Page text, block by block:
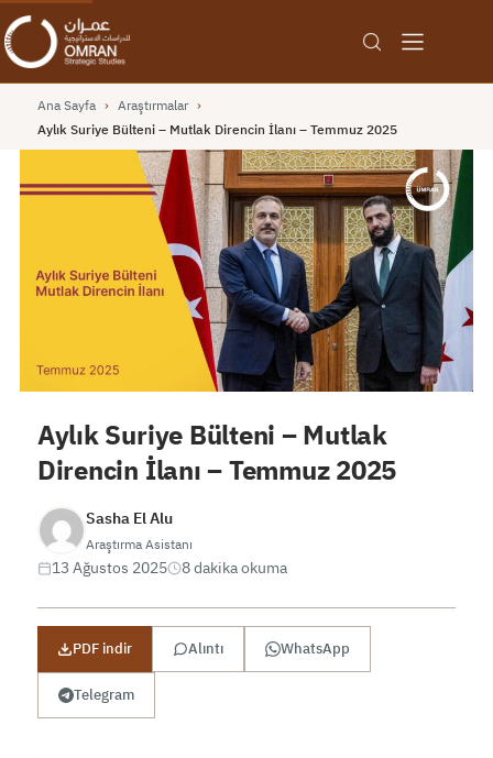
Ana Sayfa › Araştırmalar ›
Aylık Suriye Bülteni – Mutlak Direncin İlanı – Temmuz 2025
Aylık Suriye Bülteni – Mutlak
Direncin İlanı – Temmuz 2025
Sasha El Alu
Araştırma Asistanı
13 Ağustos 2025 8 dakika okuma
PDF indir Alıntı WhatsApp
Telegram